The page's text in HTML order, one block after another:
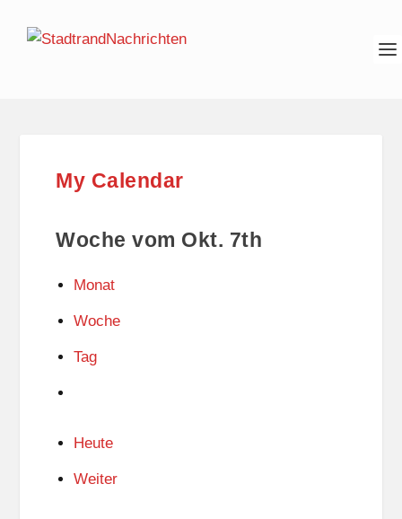
My Calendar
Woche vom Okt. 7th
Monat
Woche
Tag
Heute
Weiter